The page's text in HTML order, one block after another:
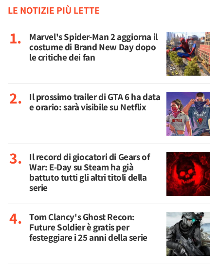
LE NOTIZIE PIÙ LETTE
Marvel's Spider-Man 2 aggiorna il
costume di Brand New Day dopo
le critiche dei fan
Il prossimo trailer di GTA 6 ha data
e orario: sarà visibile su Netflix
Il record di giocatori di Gears of
War: E-Day su Steam ha già
battuto tutti gli altri titoli della
serie
Tom Clancy's Ghost Recon:
Future Soldier è gratis per
festeggiare i 25 anni della serie